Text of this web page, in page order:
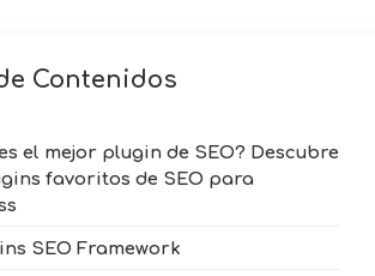
Contenidos
el mejor plugin de SEO? Descubre
favoritos de SEO para
SEO Framework